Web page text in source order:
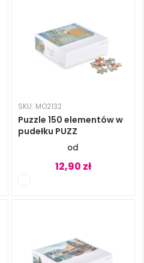
SKU: MO2132
Puzzle 150 elementów w
pudełku PUZZ
12,90 zł